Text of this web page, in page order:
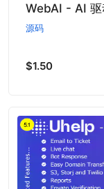
WebAI - AI 驱
源码
$1.50